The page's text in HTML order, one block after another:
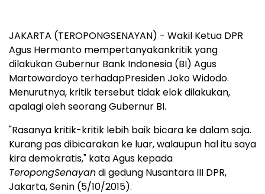
JAKARTA (TEROPONGSENAYAN) - Wakil Ketua DPR
Agus Hermanto mempertanyakankritik yang
dilakukan Gubernur Bank Indonesia (BI) Agus
Martowardoyo terhadapPresiden Joko Widodo.
Menurutnya, kritik tersebut tidak elok dilakukan,
apalagi oleh seorang Gubernur BI.
"Rasanya kritik-kritik lebih baik bicara ke dalam saja.
Kurang pas dibicarakan ke luar, walaupun hal itu saya
kira demokratis," kata Agus kepada
TeropongSenayandi gedung Nusantara III DPR,
Jakarta, Senin (5/10/2015).